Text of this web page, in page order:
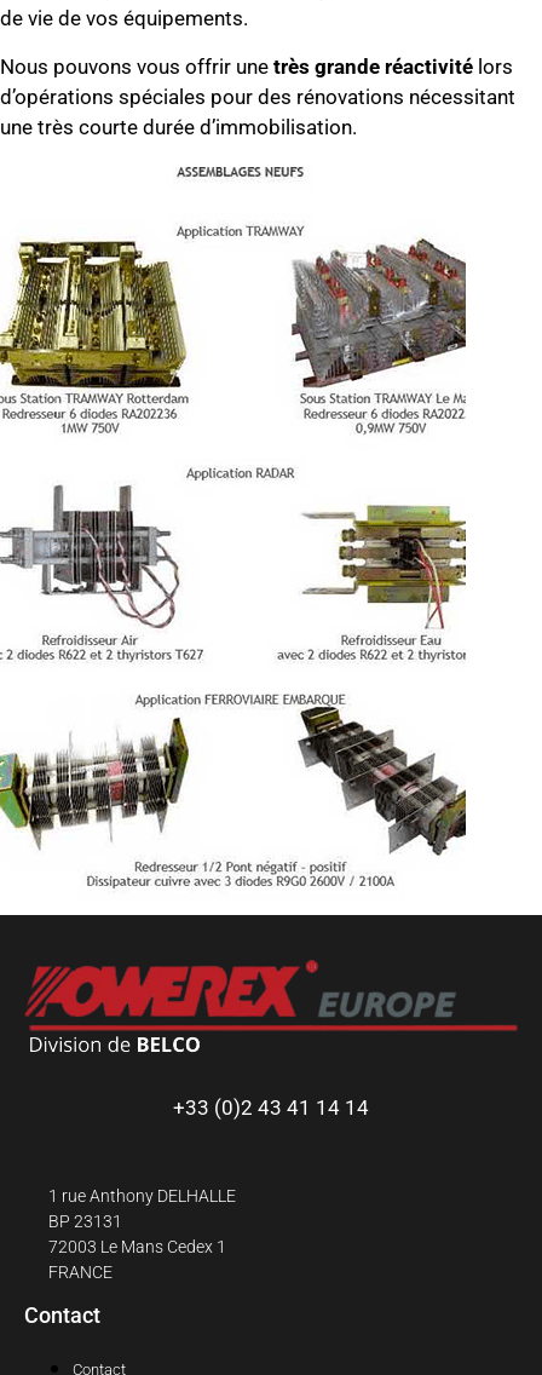
de vie de vos équipements.
Nous pouvons vous offrir une très grande réactivité lors
d’opérations spéciales pour des rénovations nécessitant
une très courte durée d’immobilisation.
+33 (0)2 43 41 14 14
1 rue Anthony DELHALLE
BP 23131
72003 Le Mans Cedex 1
FRANCE
Contact
Contact